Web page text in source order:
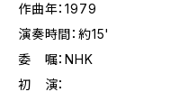
作曲年：1979
演奏時間：約15'
委 嘱：NHK
初 演：